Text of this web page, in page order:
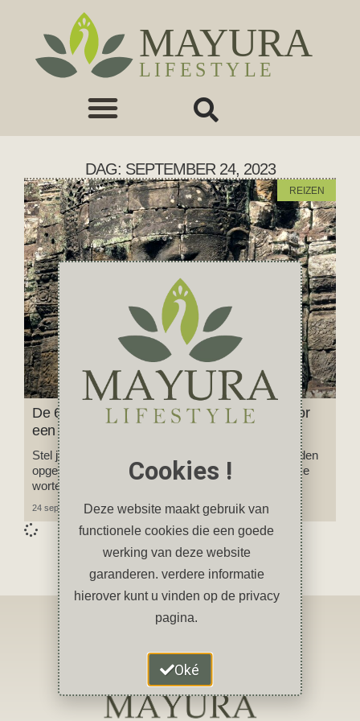
DAG: SEPTEMBER 24, 2023
REIZEN
De 6 mooiste tempels van Angkor en tips voor
een bezoek
Stel je voor; mysterieuze vervallen tempels die worden
opgeslokt door de jungle, verstikt door de lange dikke
wortels van reusachtige banyan bomen.
24 september 2023 Geen reacties
Cookies !
Deze website maakt gebruik van
functionele cookies die een goede
werking van deze website
garanderen. verdere informatie
hierover kunt u vinden op de privacy
pagina.
Oké